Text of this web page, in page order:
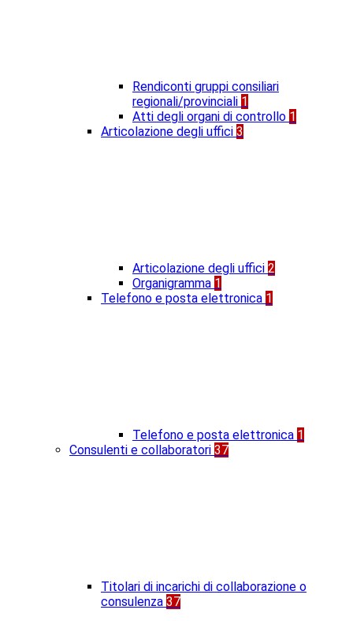
Rendiconti gruppi consiliari
regionali/provinciali 1
Atti degli organi di controllo 1
Articolazione degli uffici 3
Articolazione degli uffici 2
Organigramma 1
Telefono e posta elettronica 1
Telefono e posta elettronica 1
Consulenti e collaboratori 37
Titolari di incarichi di collaborazione o
consulenza 37